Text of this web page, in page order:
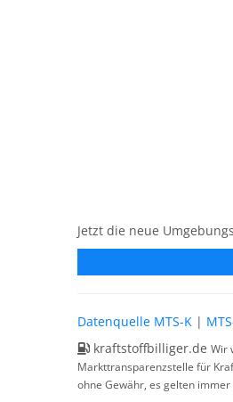
Jetzt die neue
Datenquelle MTS-K |
kraftstoffbilliger.de Wir
Markttransparenzstelle für
ohne Gewähr, es gelten